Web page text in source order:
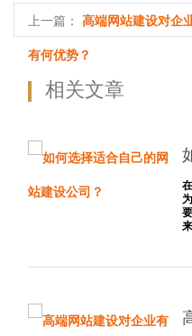
上一篇： 高端网站建设对企
有何优势？
相关文章